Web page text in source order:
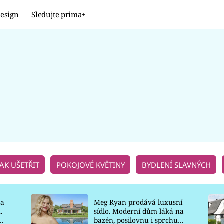
Sledujte prima+
UŠETŘIT POKOJOVÉ KVĚTINY BYDLENÍ SLAVNÝCH
Meg Ryan prodává luxusní
sídlo. Moderní dům láká na
bazén, posilovnu i sprchu